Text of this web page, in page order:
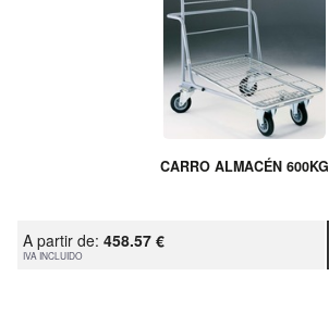
CARRO ALMACÉN 600KG
A partir de: 458.57 €
IVA INCLUIDO